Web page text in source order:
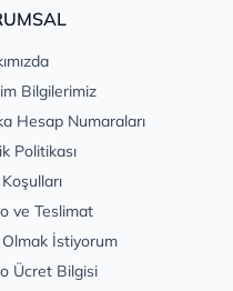
Bilgilerimiz
Hesap Numaraları
Politikası
ve Teslimat
İstiyorum
Ücret Bilgisi